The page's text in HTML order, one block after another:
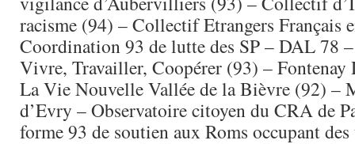
racisme (94) – Collectif Etrangers Français
Coordination 93 de lutte des SP – DAL 78
Vivre, Travailler, Coopérer (93) –
La Vie Nouvelle Vallée de la Bièvre (92) –
d’Evry – Observatoire citoyen du CRA de
forme 93 de soutien aux Roms occupant